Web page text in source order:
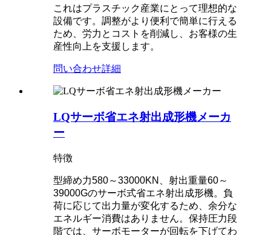
これはプラスチック産業にとって理想的な
設備です。調整がより便利で簡単に行える
ため、労力とコストを削減し、お客様の生
産性向上を支援します。
問い合わせ詳細
LQサーボ省エネ射出成形機メーカ
ー
特徴
型締め力580～33000KN、射出重量60～
39000Gのサーボ式省エネ射出成形機。負
荷に応じて出力量が変化するため、余分な
エネルギー消費はありません。保持圧力段
階では、サーボモーターが回転を下げてわ